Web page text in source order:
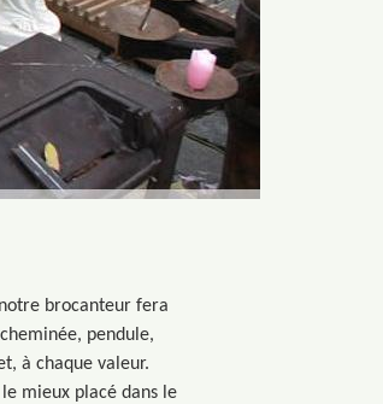
brocanteur fera
pendule,
à chaque valeur.
mieux placé dans le